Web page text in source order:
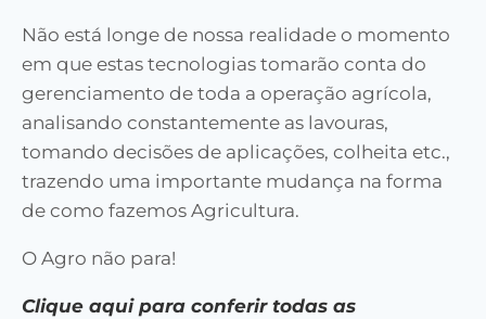
Não está longe de nossa realidade o momento
em que estas tecnologias tomarão conta do
gerenciamento de toda a operação agrícola,
analisando constantemente as lavouras,
tomando decisões de aplicações, colheita etc.,
trazendo uma importante mudança na forma
de como fazemos Agricultura.
O Agro não para!
Clique aqui para conferir todas as